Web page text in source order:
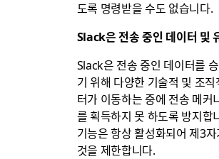
도록 명령받을 수도 없습니다.
Slack은 전송 중인 데이터 및
Slack은 전송 중인 데이터를
기 위해 다양한 기술적 및 조
터가 이동하는 중에 전송 메
를 획득하지 못 하도록 방지합
기능은 항상 활성화되어 제3
것을 제한합니다.